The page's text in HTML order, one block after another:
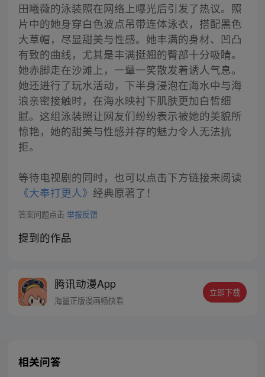
田曦薇的泳装照在网络上曝光后引发了热议。照
片中的她身穿白色波点吊带连体泳衣，搭配黑色
大草帽，尽显甜美与性感。她丰满的身材、凹凸
有致的曲线，尤其是丰满挺翘的臀部十分吸睛。
她赤脚走在沙滩上，一颦一笑散发着诱人气息。
她还进行了玩水活动，下半身浸泡在海水中与海
浪亲密接触时，在海水映衬下肌肤更加白皙细
腻。这组泳装照让网友们纷纷表示被她的美貌所
惊艳，她的甜美与性感并存的魅力令人无法抗
拒。
等待电视剧的同时，也可以点击下方链接来阅读
《大奉打更人》 经典原著了！
答案问题点击 举报反馈
提到的作品
腾讯动漫App
海量正版漫画畅快看
立即下载
相关问答